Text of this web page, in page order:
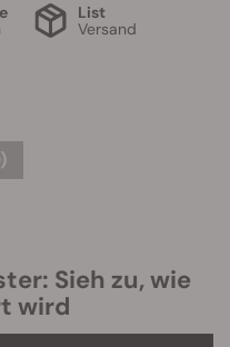
List
Versand
Sieh zu, wie
wird